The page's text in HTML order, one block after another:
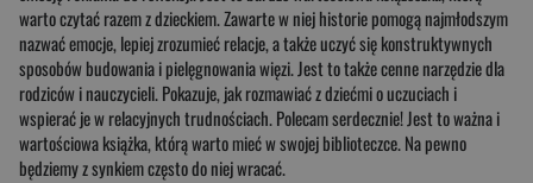
warto czytać razem z dzieckiem. Zawarte w niej historie pomogą najmłodszym
nazwać emocje, lepiej zrozumieć relacje, a także uczyć się konstruktywnych
sposobów budowania i pielęgnowania więzi. Jest to także cenne narzędzie dla
rodziców i nauczycieli. Pokazuje, jak rozmawiać z dziećmi o uczuciach i
wspierać je w relacyjnych trudnościach. Polecam serdecznie! Jest to ważna i
wartościowa książka, którą warto mieć w swojej biblioteczce. Na pewno
będziemy z synkiem często do niej wracać.